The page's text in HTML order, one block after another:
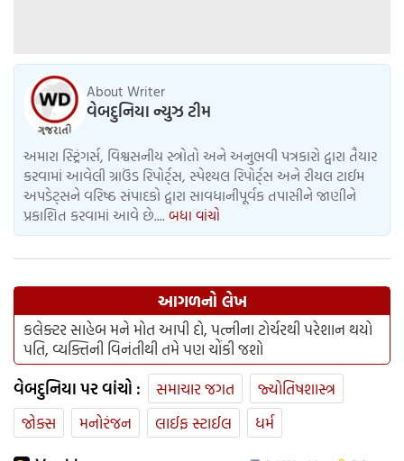
About Writer
વેબદુનિયા ન્યુઝ ટીમ
અમારા સ્ટ્રિંગર્સ, વિશ્વસનીય સ્ત્રોતો અને અનુભવી પત્રકારો દ્વારા તૈયાર
કરવામાં આવેલી ગ્રાઉંડ રિપોર્ટ્સ, સ્પેશ્યલ રિપોર્ટ્સ અને રીયલ ટાઈમ
અપડેટ્સને વરિષ્ઠ સંપાદકો દ્વારા સાવધાનીપૂર્વક તપાસીને જાણીને
પ્રકાશિત કરવામાં આવે છે.... બધા વાંચો
આગળનો લેખ
કલેક્ટર સાહેબ મને મોત આપી દો, પત્નીના ટોર્ચરથી પરેશાન થયો
પતિ, વ્યક્તિની વિનંતીથી તમે પણ ચોંકી જશો
વેબદુનિયા પર વાંચો : સમાચાર જગત
જ્યોતિષશાસ્ત્ર
જોક્સ
મનોરંજન લાઈફ સ્ટાઈલ ધર્મ